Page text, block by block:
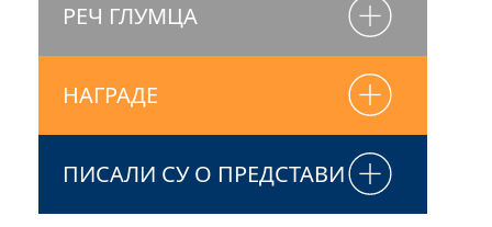
РЕЧ ГЛУМЦА
НАГРАДЕ
ПИСАЛИ СУ О ПРЕДСТАВИ